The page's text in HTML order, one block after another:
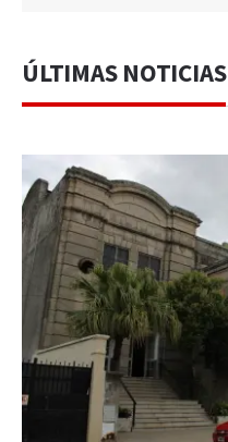
ÚLTIMAS NOTICIAS